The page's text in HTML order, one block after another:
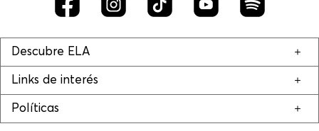
Descubre ELA
Links de interés
Políticas